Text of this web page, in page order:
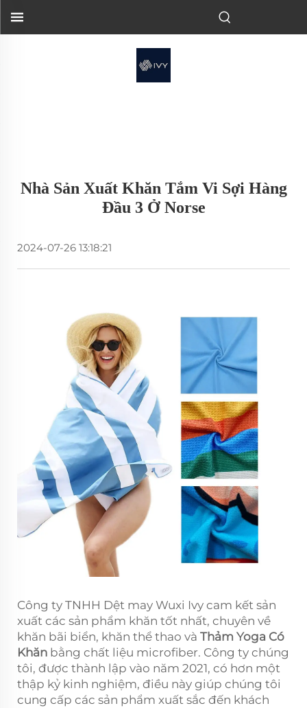
Nhà Sản Xuất Khăn Tắm Vi Sợi Hàng
Đầu 3 Ở Norse
2024-07-26 13:18:21
Công ty TNHH Dệt may Wuxi Ivy cam kết sản
xuất các sản phẩm khăn tốt nhất, chuyên về
khăn bãi biển, khăn thể thao và Thảm Yoga Có
Khăn bằng chất liệu microfiber. Công ty chúng
tôi, được thành lập vào năm 2021, có hơn một
thập kỷ kinh nghiệm, điều này giúp chúng tôi
cung cấp các sản phẩm xuất sắc đến khách